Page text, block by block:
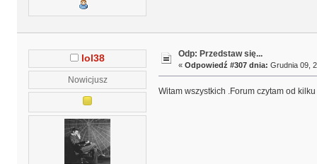
lol38
Nowicjusz
Odp: Przedstaw się...
« Odpowiedź #307 dnia: Grudnia 09,
Witam wszystkich .Forum czytam od